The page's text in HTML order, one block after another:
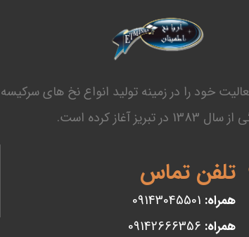
خود را در زمینه تولید انواع نخ های
1383 در تبریز آغاز کرده است.
تلفن تماس
همراه:
همراه: